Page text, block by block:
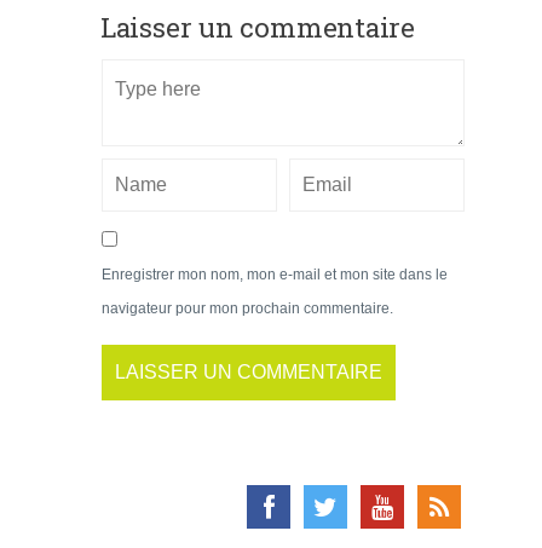
Laisser un commentaire
Enregistrer mon nom, mon e-mail et mon site dans le
navigateur pour mon prochain commentaire.